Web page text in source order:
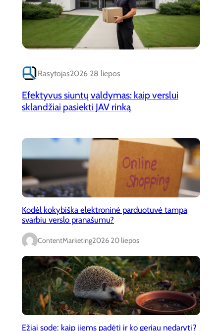
Rasytojas2026 28 liepos
Efektyvus siuntų valdymas: kaip verslui
sklandžiai pasiekti JAV rinką
Kodėl kokybiška elektroninė parduotuvė tampa
svarbiu verslo pranašumu?
ContentMarketing2026 20 liepos
Ežiai sode: kaip jiems padėti ir ko geriau nedaryti?